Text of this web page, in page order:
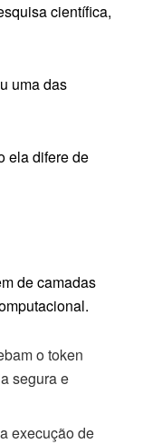
científica,
uma das
ela difere de
de camadas
o token
segura e
execução de